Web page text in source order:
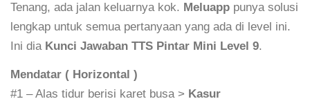
Tenang, ada jalan keluarnya kok. Meluapp punya solusi
lengkap untuk semua pertanyaan yang ada di level ini.
Ini dia Kunci Jawaban TTS Pintar Mini Level 9.
Mendatar ( Horizontal )
#1 – Alas tidur berisi karet busa > Kasur